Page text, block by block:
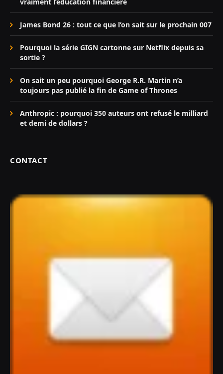
James Bond 26 : tout ce que l’on sait sur le prochain 007
Pourquoi la série GIGN cartonne sur Netflix depuis sa
sortie ?
On sait un peu pourquoi George R.R. Martin n’a
toujours pas publié la fin de Game of Thrones
Anthropic : pourquoi 350 auteurs ont refusé le milliard
et demi de dollars ?
CONTACT